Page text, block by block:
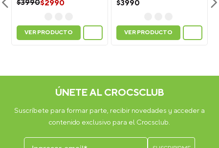
Jibbitz™ son compatibles con la mayoría de los modelos Crocs
que tienen perforaciones en la parte superior, como clogs
modelo Classic Clog puedes colocar hasta 13 Jibbitz™ por zapato
(26 en total por par). La cantidad puede variar dependiendo del
Otros usuarios también compraron